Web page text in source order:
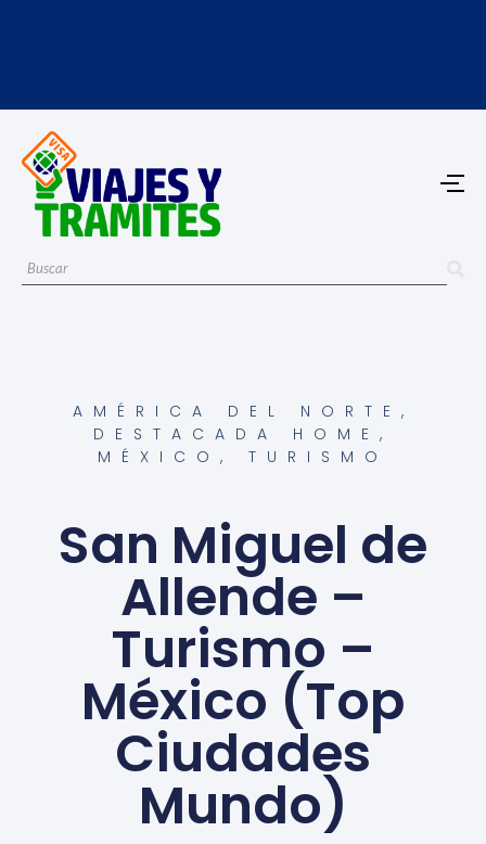
AMÉRICA DEL NORTE ,
DESTACADA HOME ,
MÉXICO , TURISMO
San Miguel de
Allende –
Turismo –
México (Top
Ciudades
Mundo)